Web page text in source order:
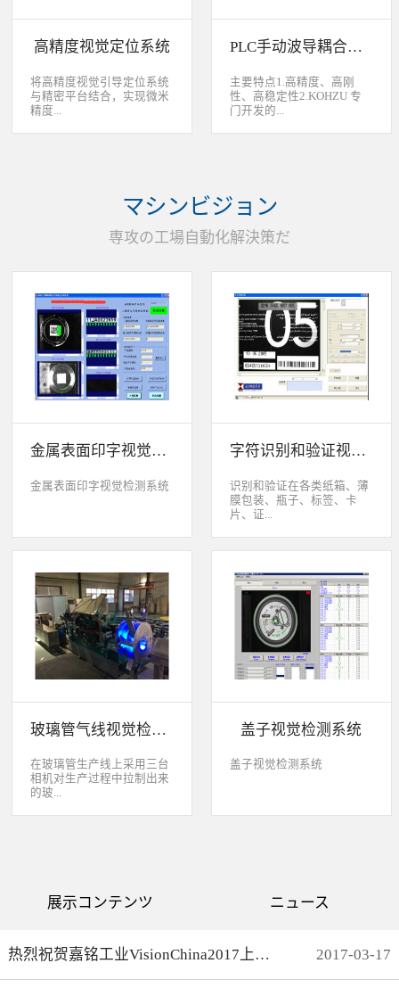
系统还能在处理或组装产品
量，识别。视觉向导机器人
度固定设备；2、无需工具
转换即能处理多种类型的工
件；3、防止意外的机器人
括：1、自动堆垛和卸垛；
高精度视觉定位系统
将高精度视觉引导定位系统
与精密平台结合，实现微米
精度...
动定位和对准应用等。
PLC手动波导耦合系统
主要特点1.高精度、高刚
性、高稳定性2.KOHZU 专
门开发的...
部分机构本地化生产满足系
统性能同时，也节约成本5.
求制定系统手动调节平台
マシンビジョン
専攻の工場自動化解決策だ
金属表面印字视觉检测系统
金属表面印字视觉检测系统
字符识别和验证视觉检测系统
识别和验证在各类纸箱、薄
膜包装、瓶子、标签、卡
片、证...
打印或热移印的数字、字
母、符号，检测喷码或打印
缺失、错喷、漏喷等缺陷。
采检测速度可达每秒20件产
品以上。该系统可广泛应用
于各种产品生产日期、批
号、产品代码打印品质检测
以及字符数字读取验证等。
玻璃管气线视觉检测系统
在玻璃管生产线上采用三台
相机对生产过程中拉制出来
的玻...
产速度最快是每分钟150
米。
盖子视觉检测系统
盖子视觉检测系统
展示コンテンツ ニュース
热烈祝贺嘉铭工业VisionChina2017上海光博会完满结束 2017-03-17